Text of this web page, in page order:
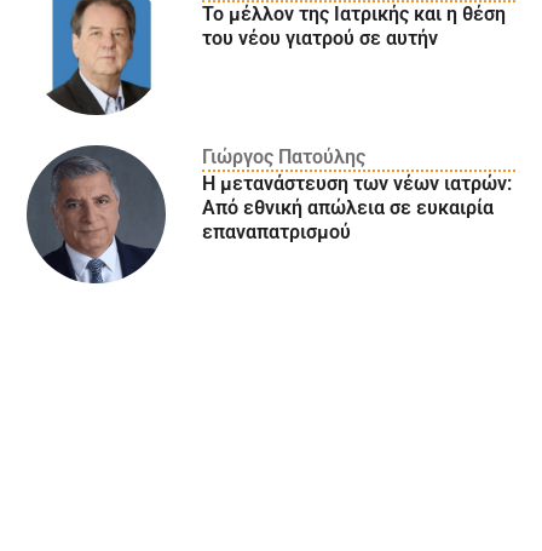
Το μέλλον της Ιατρικής και η θέση
του νέου γιατρού σε αυτήν
Γιώργος Πατούλης
Η μετανάστευση των νέων ιατρών:
Aπό εθνική απώλεια σε ευκαιρία
επαναπατρισμού